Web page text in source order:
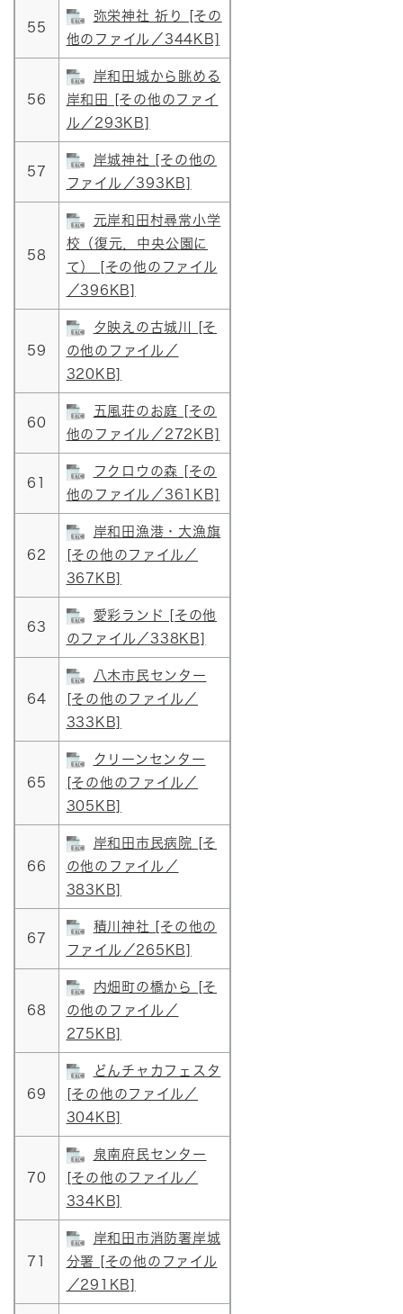
55
弥栄神社 祈り [その
他のファイル／344KB]
56
岸和田城から眺める
岸和田 [その他のファイ
ル／293KB]
57
岸城神社 [その他の
ファイル／393KB]
58
元岸和田村尋常小学
校（復元，中央公園に
て） [その他のファイル
／396KB]
59
夕映えの古城川 [そ
の他のファイル／
320KB]
60
五風荘のお庭 [その
他のファイル／272KB]
61
フクロウの森 [その
他のファイル／361KB]
62
岸和田漁港・大漁旗
[その他のファイル／
367KB]
63
愛彩ランド [その他
のファイル／338KB]
64
八木市民センター
[その他のファイル／
333KB]
65
クリーンセンター
[その他のファイル／
305KB]
66
岸和田市民病院 [そ
の他のファイル／
383KB]
67
積川神社 [その他の
ファイル／265KB]
68
内畑町の橋から [そ
の他のファイル／
275KB]
69
どんチャカフェスタ
[その他のファイル／
304KB]
70
泉南府民センター
[その他のファイル／
334KB]
71
岸和田市消防署岸城
分署 [その他のファイル
／291KB]